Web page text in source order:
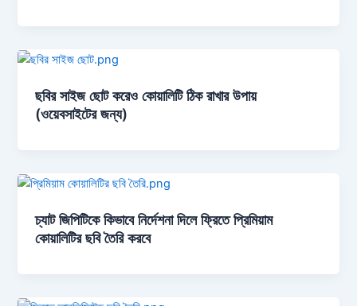
ছবির সাইজ ছোট করেও কোয়ালিটি ঠিক রাখার উপায়
(ওয়েবসাইটের জন্য)
চ্যাট জিপিটিকে কিভাবে নির্দেশনা দিলে ফ্রিতে প্রিমিয়াম
কোয়ালিটির ছবি তৈরি করবে